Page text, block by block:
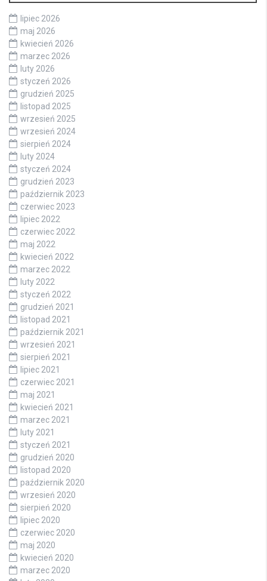
lipiec 2026
maj 2026
kwiecień 2026
marzec 2026
luty 2026
styczeń 2026
grudzień 2025
listopad 2025
wrzesień 2025
wrzesień 2024
sierpień 2024
luty 2024
styczeń 2024
grudzień 2023
październik 2023
czerwiec 2023
lipiec 2022
czerwiec 2022
maj 2022
kwiecień 2022
marzec 2022
luty 2022
styczeń 2022
grudzień 2021
listopad 2021
październik 2021
wrzesień 2021
sierpień 2021
lipiec 2021
czerwiec 2021
maj 2021
kwiecień 2021
marzec 2021
luty 2021
styczeń 2021
grudzień 2020
listopad 2020
październik 2020
wrzesień 2020
sierpień 2020
lipiec 2020
czerwiec 2020
maj 2020
kwiecień 2020
marzec 2020